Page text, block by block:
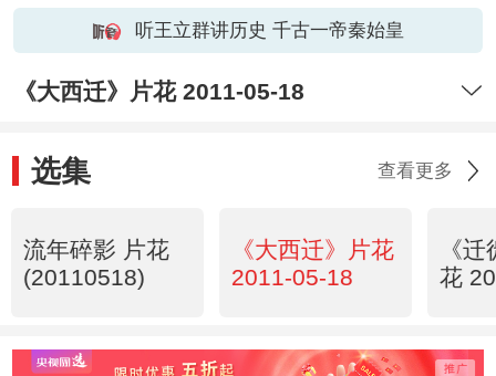
听王立群讲历史 千古一帝秦始皇
《大西迁》片花 2011-05-18
选集 查看更多
流年碎影 片花
(20110518)
《大西迁》片花
2011-05-18
《
花